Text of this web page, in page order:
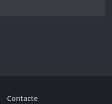
Contacte